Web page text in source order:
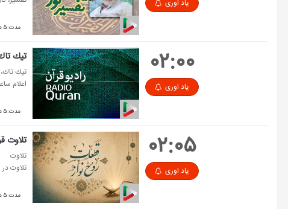
یاد اوری
مدت:۵ دقیقه
۰۲:۰۰
یاد اوری
تیك
تیك تاك،
اعلام
مدت:۵ دقیقه
۰۲:۰۵
یاد اوری
تلاوت
تلاوت
تلاوت
مدت:۵ دقیقه